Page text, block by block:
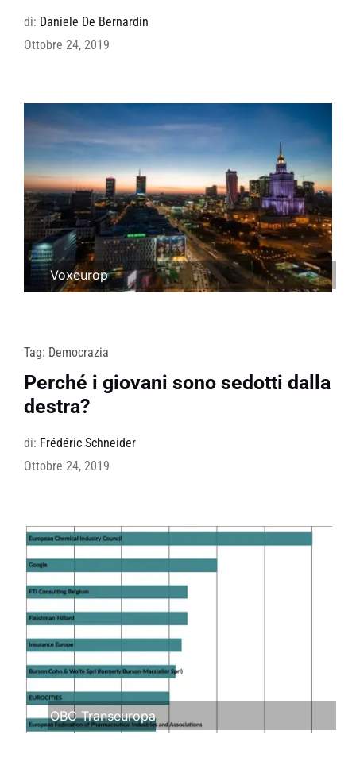
di: Daniele De Bernardin
Ottobre 24, 2019
Voxeurop
Tag: Democrazia
Perché i giovani sono sedotti dalla
destra?
di: Frédéric Schneider
Ottobre 24, 2019
OBC Transeuropa